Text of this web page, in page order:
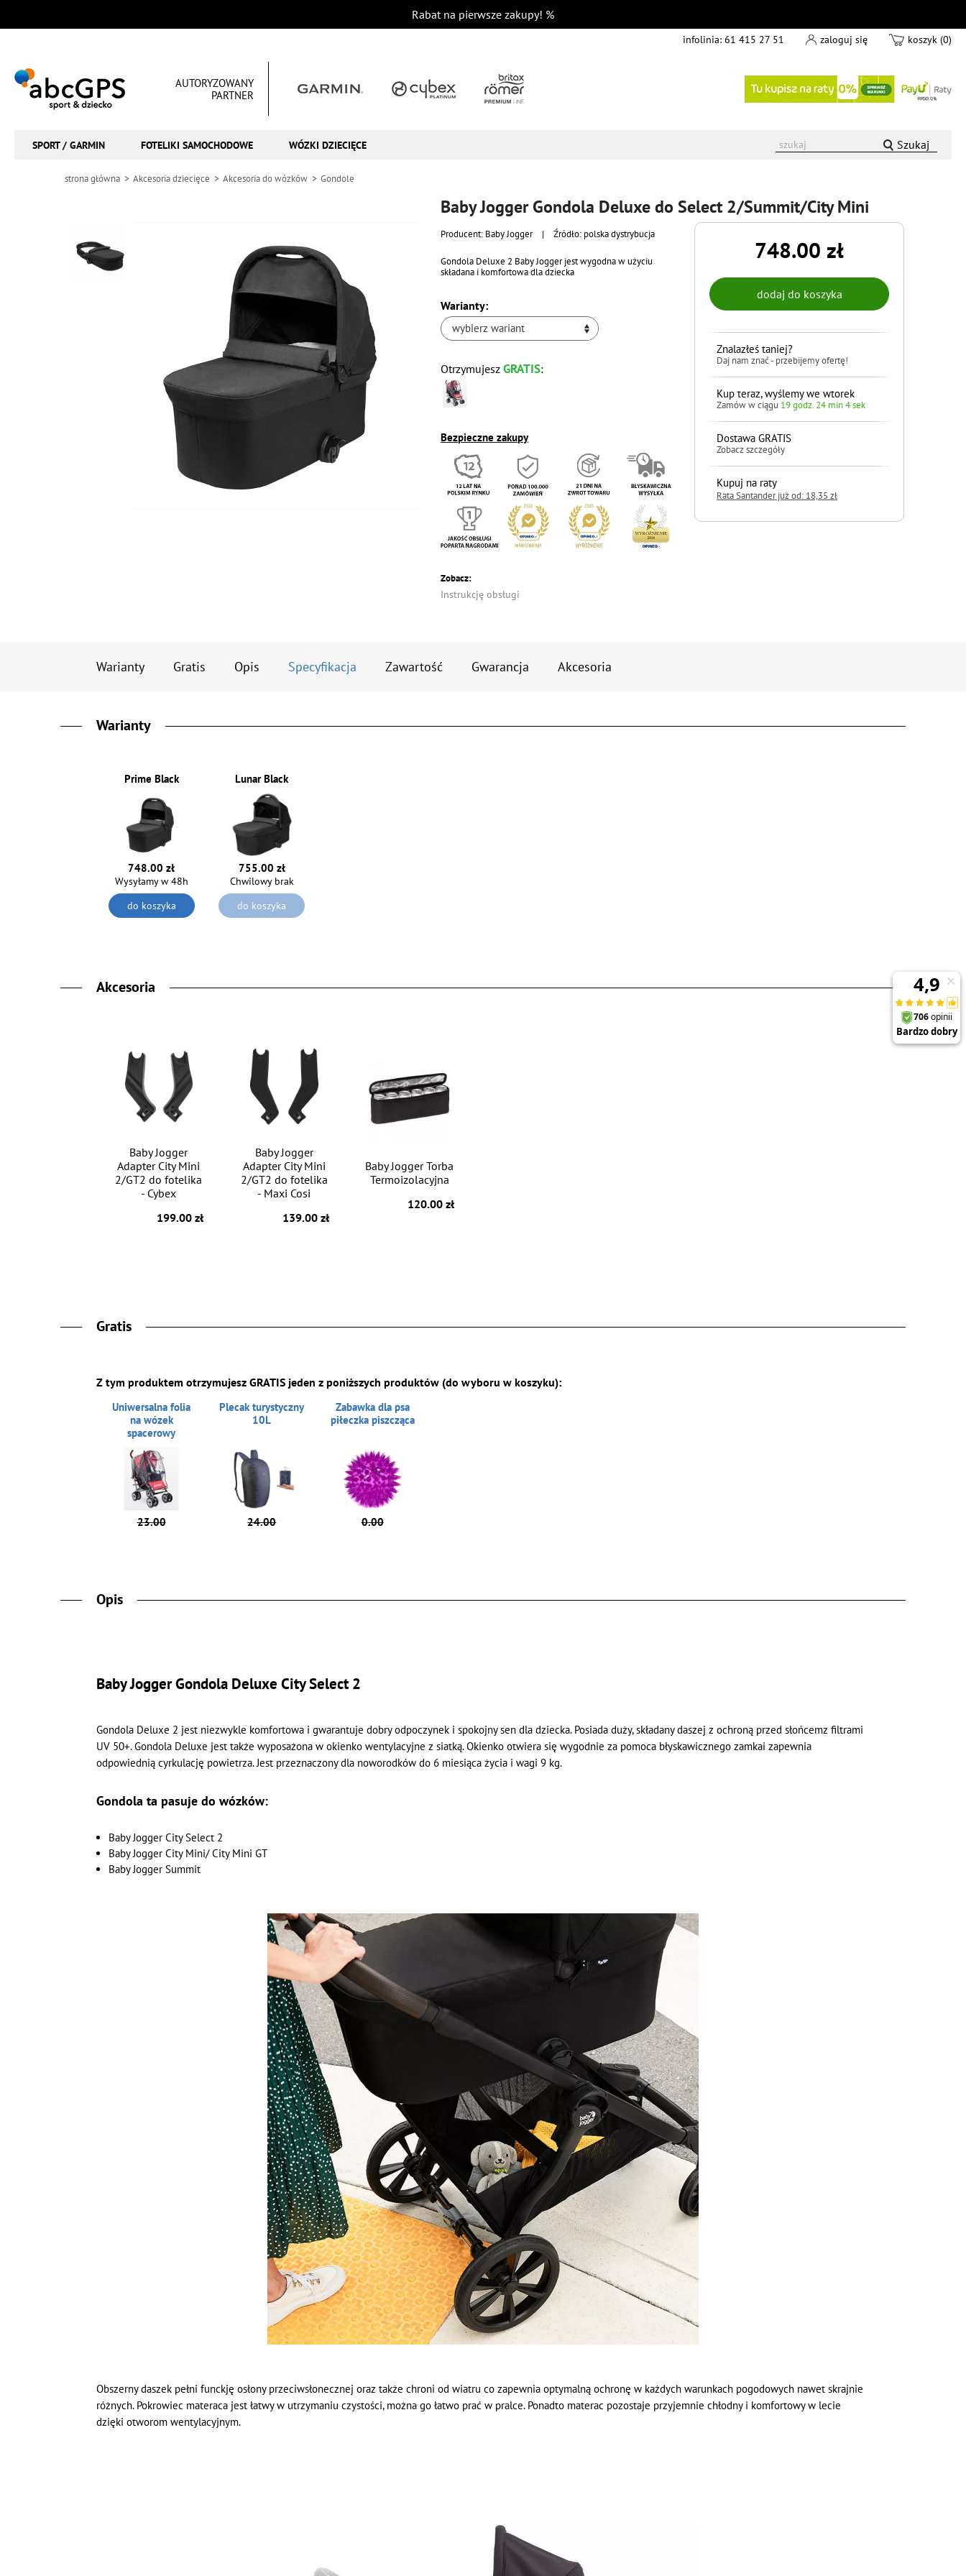
Rabat na pierwsze zakupy! %
infolinia: 61 415 27 51 zaloguj się koszyk (0)
AUTORYZOWANY
PARTNER
SPORT / GARMIN FOTELIKI SAMOCHODOWE WÓZKI DZIECIĘCE Szukaj
strona główna Akcesoria dziecięce Akcesoria do wózków Gondole
Baby Jogger Gondola Deluxe do Select 2/Summit/City Mini
Producent: Baby Jogger | Źródło: polska dystrybucja
Gondola Deluxe 2 Baby Jogger jest wygodna w użyciu
składana i komfortowa dla dziecka
Warianty:
wybierz wariant
OtrzymujeszGRATIS:
Bezpieczne zakupy
Zobacz:
Instrukcję obsługi
748.00 zł
Znalazłeś taniej?
Daj nam znać - przebijemy ofertę!
Kup teraz, wyślemy we wtorek
Zamów w ciągu 19 godz. 24 min 3 sek
Dostawa GRATIS
Zobacz szczegóły
Kupuj na raty
Rata Santander już od: 18,35 zł
Warianty Gratis Opis Specyfikacja Zawartość Gwarancja Akcesoria
Warianty
Prime Black
748.00 zł
Wysyłamy w 48h
do koszyka
Lunar Black
755.00 zł
Chwilowy brak
do koszyka
Akcesoria
Baby Jogger
Adapter City Mini
2/GT2 do fotelika
- Cybex
199.00 zł
Baby Jogger
Adapter City Mini
2/GT2 do fotelika
- Maxi Cosi
139.00 zł
Baby Jogger Torba
Termoizolacyjna
120.00 zł
Gratis
Z tym produktem otrzymujesz GRATIS jeden z poniższych produktów (do wyboru w koszyku):
Uniwersalna folia
na wózek
spacerowy
23.00
Plecak turystyczny
10L
24.00
Zabawka dla psa
piłeczka piszcząca
0.00
Opis
Baby Jogger Gondola Deluxe City Select 2
Gondola Deluxe 2 jest niezwykle komfortowa i gwarantuje dobry odpoczynek i spokojny sen dla dziecka. Posiada duży, składany daszej z ochroną przed słońcemz filtrami
UV 50+. Gondola Deluxe jest także wyposażona w okienko wentylacyjne z siatką. Okienko otwiera się wygodnie za pomoca błyskawicznego zamkai zapewnia
odpowiednią cyrkulację powietrza. Jest przeznaczony dla noworodków do 6 miesiąca życia i wagi 9 kg.
Gondola ta pasuje do wózków:
Baby Jogger City Select 2
Baby Jogger City Mini/ City Mini GT
Baby Jogger Summit
Obszerny daszek pełni funckję osłony przeciwsłonecznej oraz także chroni od wiatru co zapewnia optymalną ochronę w każdych warunkach pogodowych nawet skrajnie
różnych. Pokrowiec materaca jest łatwy w utrzymaniu czystości, można go łatwo prać w pralce. Ponadto materac pozostaje przyjemnie chłodny i komfortowy w lecie
dzięki otworom wentylacyjnym.